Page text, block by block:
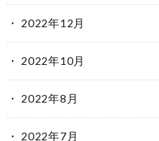
2022年12月
2022年10月
2022年8月
2022年7月